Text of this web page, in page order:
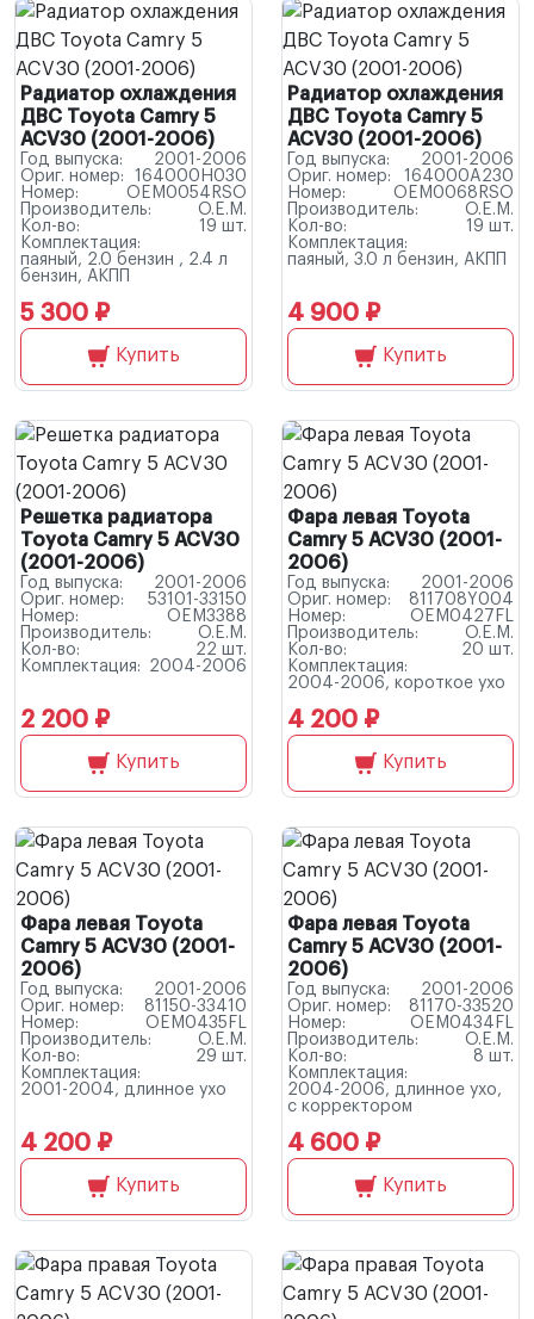
Радиатор охлаждения
ДВС Toyota Camry 5
ACV30 (2001-2006)
Год выпуска:
2001-2006
Ориг. номер:
164000H030
Номер:
OEM0054RSO
Производитель:
O.E.M.
Кол-во:
19 шт.
Комплектация:
паяный, 2.0 бензин , 2.4 л
бензин, АКПП
5 300 ₽
Купить
Радиатор охлаждения
ДВС Toyota Camry 5
ACV30 (2001-2006)
Год выпуска:
2001-2006
Ориг. номер:
164000A230
Номер:
OEM0068RSO
Производитель:
O.E.M.
Кол-во:
19 шт.
Комплектация:
паяный, 3.0 л бензин, АКПП
4 900 ₽
Купить
Решетка радиатора
Toyota Camry 5 ACV30
(2001-2006)
Год выпуска:
2001-2006
Ориг. номер:
53101-33150
Номер:
OEM3388
Производитель:
O.E.M.
Кол-во:
22 шт.
Комплектация:
2004-2006
2 200 ₽
Купить
Фара левая Toyota
Camry 5 ACV30 (2001-
2006)
Год выпуска:
2001-2006
Ориг. номер:
811708Y004
Номер:
OEM0427FL
Производитель:
O.E.M.
Кол-во:
20 шт.
Комплектация:
2004-2006, короткое ухо
4 200 ₽
Купить
Фара левая Toyota
Camry 5 ACV30 (2001-
2006)
Год выпуска:
2001-2006
Ориг. номер:
81150-33410
Номер:
OEM0435FL
Производитель:
O.E.M.
Кол-во:
29 шт.
Комплектация:
2001-2004, длинное ухо
4 200 ₽
Купить
Фара левая Toyota
Camry 5 ACV30 (2001-
2006)
Год выпуска:
2001-2006
Ориг. номер:
81170-33520
Номер:
OEM0434FL
Производитель:
O.E.M.
Кол-во:
8 шт.
Комплектация:
2004-2006, длинное ухо,
с корректором
4 600 ₽
Купить